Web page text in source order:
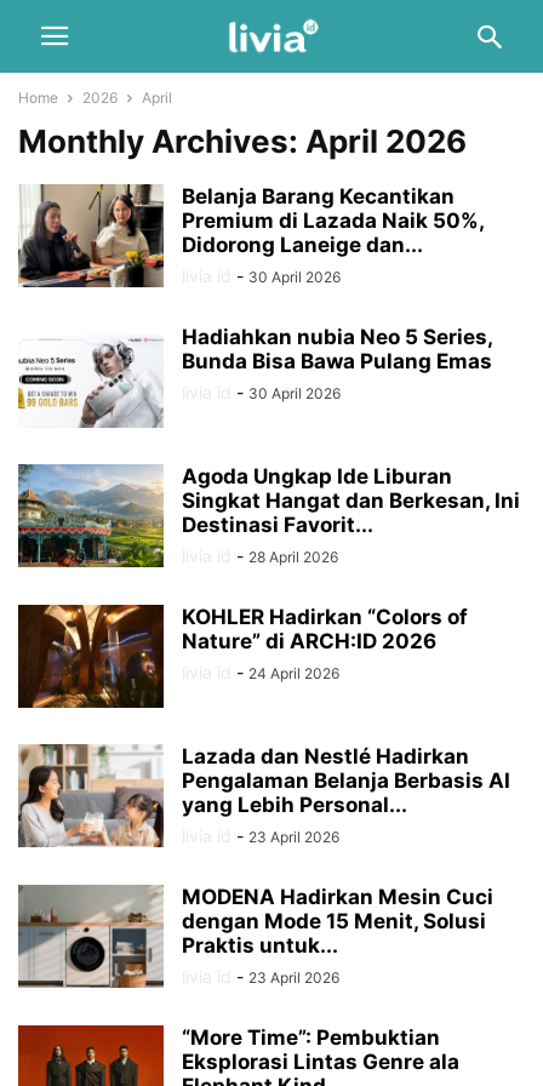
Home 2026 April
Monthly Archives: April 2026
Belanja Barang Kecantikan
Premium di Lazada Naik 50%,
Didorong Laneige dan...
livia id - 30 April 2026
Hadiahkan nubia Neo 5 Series,
Bunda Bisa Bawa Pulang Emas
livia id - 30 April 2026
Agoda Ungkap Ide Liburan
Singkat Hangat dan Berkesan, Ini
Destinasi Favorit...
livia id - 28 April 2026
KOHLER Hadirkan “Colors of
Nature” di ARCH:ID 2026
livia id - 24 April 2026
Lazada dan Nestlé Hadirkan
Pengalaman Belanja Berbasis AI
yang Lebih Personal...
livia id - 23 April 2026
MODENA Hadirkan Mesin Cuci
dengan Mode 15 Menit, Solusi
Praktis untuk...
livia id - 23 April 2026
“More Time”: Pembuktian
Eksplorasi Lintas Genre ala